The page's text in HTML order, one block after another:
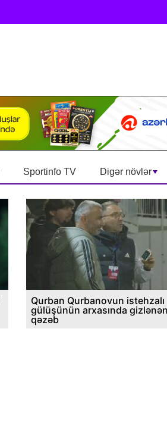
Sportinfo TV Digər növlər
Qurban Qurbanovun istehzalı
gülüşünün arxasında gizlənən
qəzəb